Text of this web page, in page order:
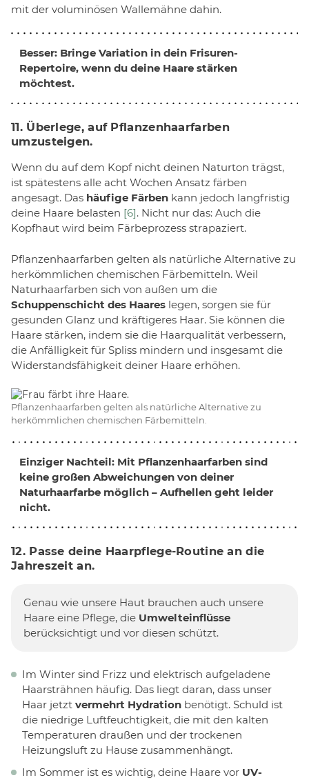
mit der voluminösen Wallemähne dahin.
Besser: Bringe Variation in dein Frisuren-
Repertoire, wenn du deine Haare stärken
möchtest.
11. Überlege, auf Pflanzenhaarfarben
umzusteigen.
Wenn du auf dem Kopf nicht deinen Naturton trägst,
ist spätestens alle acht Wochen Ansatz färben
angesagt. Das häufige Färben kann jedoch langfristig
deine Haare belasten [6]. Nicht nur das: Auch die
Kopfhaut wird beim Färbeprozess strapaziert.
Pflanzenhaarfarben gelten als natürliche Alternative zu
herkömmlichen chemischen Färbemitteln. Weil
Naturhaarfarben sich von außen um die
Schuppenschicht des Haares legen, sorgen sie für
gesunden Glanz und kräftigeres Haar. Sie können die
Haare stärken, indem sie die Haarqualität verbessern,
die Anfälligkeit für Spliss mindern und insgesamt die
Widerstandsfähigkeit deiner Haare erhöhen.
Pflanzenhaarfarben gelten als natürliche Alternative zu
herkömmlichen chemischen Färbemitteln.
Einziger Nachteil: Mit Pflanzenhaarfarben sind
keine großen Abweichungen von deiner
Naturhaarfarbe möglich – Aufhellen geht leider
nicht.
12. Passe deine Haarpflege-Routine an die
Jahreszeit an.
Genau wie unsere Haut brauchen auch unsere
Haare eine Pflege, die Umwelteinflüsse
berücksichtigt und vor diesen schützt.
Im Winter sind Frizz und elektrisch aufgeladene
Haarsträhnen häufig. Das liegt daran, dass unser
Haar jetzt vermehrt Hydration benötigt. Schuld ist
die niedrige Luftfeuchtigkeit, die mit den kalten
Temperaturen draußen und der trockenen
Heizungsluft zu Hause zusammenhängt.
Im Sommer ist es wichtig, deine Haare vor UV-